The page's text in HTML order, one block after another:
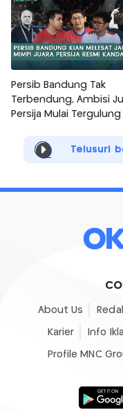
Persib Bandung Tak
Terbendung, Ambisi
Persija Mulai Tergulung
Telusuri
About Us
Karier Info
Profile MNC